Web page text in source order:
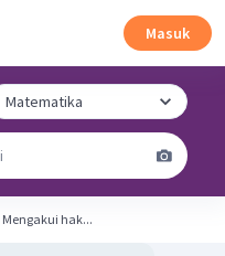
Masuk
Perhatikan unsur-unsur berikut! Mengakui hak...